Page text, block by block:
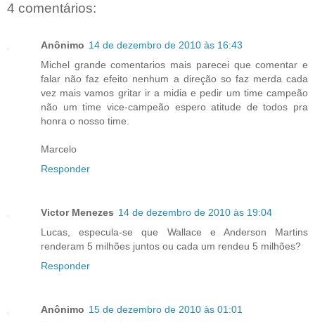
4 comentários:
Anônimo 14 de dezembro de 2010 às 16:43
Michel grande comentarios mais parecei que comentar e
falar não faz efeito nenhum a direção so faz merda cada
vez mais vamos gritar ir a midia e pedir um time campeão
não um time vice-campeão espero atitude de todos pra
honra o nosso time.
Marcelo
Responder
Victor Menezes 14 de dezembro de 2010 às 19:04
Lucas, especula-se que Wallace e Anderson Martins
renderam 5 milhões juntos ou cada um rendeu 5 milhões?
Responder
Anônimo 15 de dezembro de 2010 às 01:01